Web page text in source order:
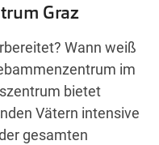
Graz
Wann weiß
im
bietet
Vätern intensive
gesamten